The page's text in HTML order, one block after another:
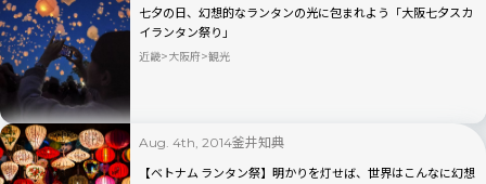
七夕の日、幻想的なランタンの光に包まれよう「大阪七夕スカ
イランタン祭り」
近畿 大阪府 観光
Aug. 4th, 2014釜井知典
【ベトナム ランタン祭】明かりを灯せば、世界はこんなに幻想